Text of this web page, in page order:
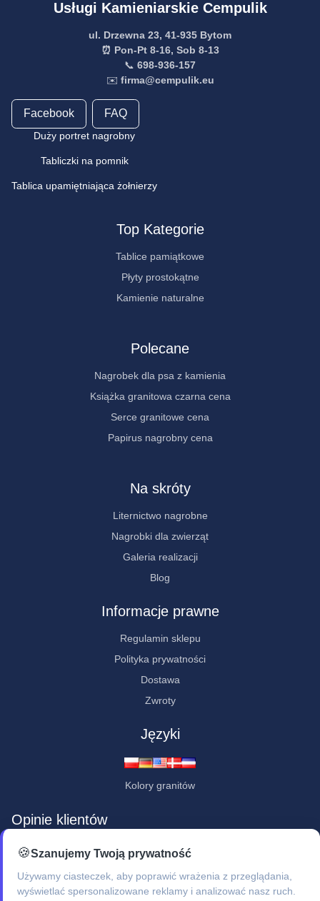
Usługi Kamieniarskie Cempulik
ul. Drzewna 23, 41-935 Bytom
⏰ Pon-Pt 8-16, Sob 8-13
📞 698-936-157
✉️ firma@cempulik.eu
Facebook FAQ
Duży portret nagrobny
Tabliczki na pomnik
Tablica upamiętniająca żołnierzy
Top Kategorie
Tablice pamiątkowe
Płyty prostokątne
Kamienie naturalne
Polecane
Nagrobek dla psa z kamienia
Książka granitowa czarna cena
Serce granitowe cena
Papirus nagrobny cena
Na skróty
Liternictwo nagrobne
Nagrobki dla zwierząt
Galeria realizacji
Blog
Informacje prawne
Regulamin sklepu
Polityka prywatności
Dostawa
Zwroty
Języki
Kolory granitów
Opinie klientów
★★★★★
wykonanie."
🍪Szanujemy Twoją prywatność
Używamy ciasteczek, aby poprawić wrażenia z przeglądania,
wyświetlać spersonalizowane reklamy i analizować nasz ruch.